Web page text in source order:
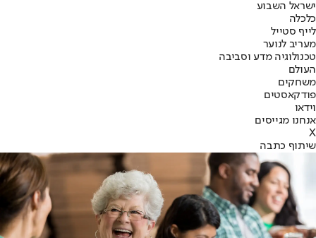
ישראל השבוע
כלכלה
לייף סטייל
מעריב לנוער
טכנולוגיה מדע וסביבה
העולם
משחקים
פודקאסטים
וידאו
אנחנו מגייסים
X
שיתוף כתבה